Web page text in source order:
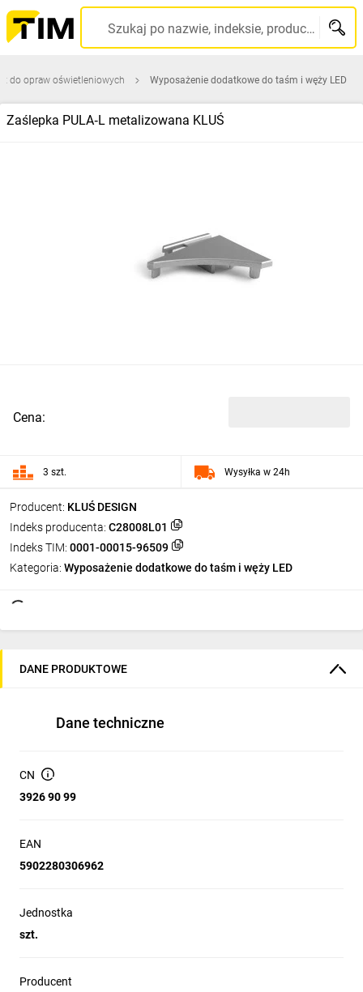
Szukaj po nazwie, indeksie, producencie, kodzie kreskowym...
do opraw oświetleniowych Wyposażenie dodatkowe do taśm i węży LED
Zaślepka PULA‑L metalizowana KLUŚ
Producent: KLUŚ DESIGN
Indeks producenta: C28008L01
Indeks TIM: 0001-00015-96509
Kategoria: Wyposażenie dodatkowe do taśm i węży LED
Cena:
3 szt. Wysyłka w 24h
DANE PRODUKTOWE
Dane techniczne
CN
3926 90 99
EAN
5902280306962
Jednostka
szt.
Producent